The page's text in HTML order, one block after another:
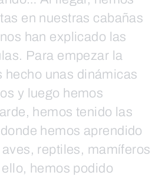
en nuestras cabañas
han explicado las
Para empezar la
hecho unas dinámicas
y luego hemos
hemos tenido las
hemos aprendido
reptiles, mamíferos
hemos podido